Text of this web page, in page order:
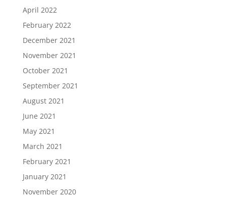
April 2022
February 2022
December 2021
November 2021
October 2021
September 2021
August 2021
June 2021
May 2021
March 2021
February 2021
January 2021
November 2020